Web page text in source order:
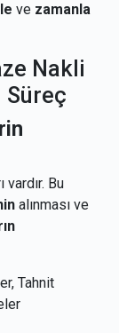
ve zamanla
Nakli
Süreç
vardır. Bu
alınması ve
Tahnit